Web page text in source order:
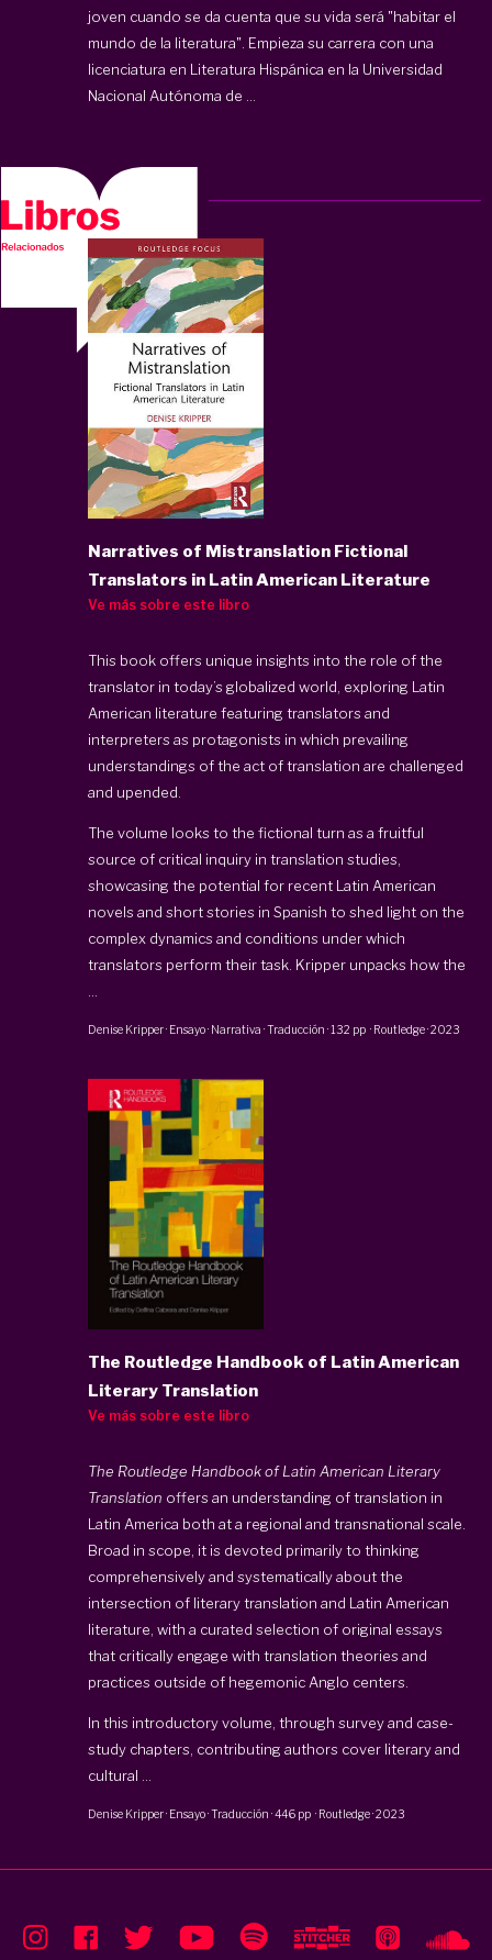
joven cuando se da cuenta que su vida será "habitar el
mundo de la literatura". Empieza su carrera con una
licenciatura en Literatura Hispánica en la Universidad
Nacional Autónoma de ...
Narratives of Mistranslation Fictional
Translators in Latin American Literature
Ve más sobre este libro
This book offers unique insights into the role of the
translator in today’s globalized world, exploring Latin
American literature featuring translators and
interpreters as protagonists in which prevailing
understandings of the act of translation are challenged
and upended.
The volume looks to the fictional turn as a fruitful
source of critical inquiry in translation studies,
showcasing the potential for recent Latin American
novels and short stories in Spanish to shed light on the
complex dynamics and conditions under which
translators perform their task. Kripper unpacks how the
...
Denise Kripper· Ensayo · Narrativa · Traducción ·132 pp · Routledge·2023
The Routledge Handbook of Latin American
Literary Translation
Ve más sobre este libro
The Routledge Handbook of Latin American Literary
Translation offers an understanding of translation in
Latin America both at a regional and transnational scale.
Broad in scope, it is devoted primarily to thinking
comprehensively and systematically about the
intersection of literary translation and Latin American
literature, with a curated selection of original essays
that critically engage with translation theories and
practices outside of hegemonic Anglo centers.
In this introductory volume, through survey and case-
study chapters, contributing authors cover literary and
cultural ...
Denise Kripper· Ensayo · Traducción ·446 pp · Routledge·2023